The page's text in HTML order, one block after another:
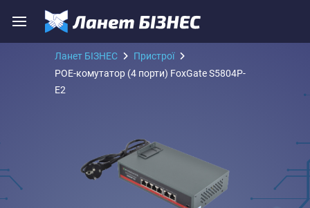
Ланет БІЗНЕС
Пристрої
POE-комутатор (4 порти) FoxGate S5804P-
E2